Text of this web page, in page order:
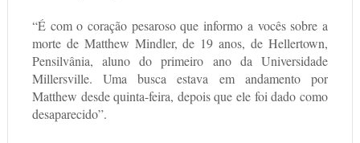
“É com o coração pesaroso que informo a vocês sobre a
morte de Matthew Mindler, de 19 anos, de Hellertown,
Pensilvânia, aluno do primeiro ano da Universidade
Millersville. Uma busca estava em andamento por
Matthew desde quinta-feira, depois que ele foi dado como
desaparecido”.